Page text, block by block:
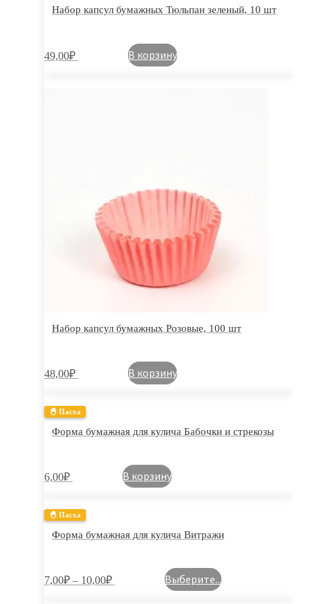
Набор капсул бумажных Тюльпан зеленый, 10 шт
49,00₽ В корзину
Набор капсул бумажных Розовые, 100 шт
48,00₽ В корзину
🐣 Пасха
Форма бумажная для кулича Бабочки и стрекозы
6,00₽ В корзину
🐣 Пасха
Форма бумажная для кулича Витражи
7,00₽ – 10,00₽ Выберите...